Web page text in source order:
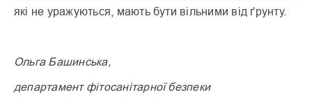
які не уражуються, мають бути вільними від ґрунту.
Ольга Башинська,
департамент фітосанітарної безпеки